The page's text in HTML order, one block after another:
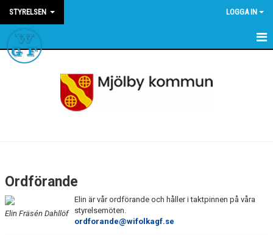
STYRELSEN LOGGA IN
INFORMATION
Ordförande
Elin Fräsén Dahllöf
Elin är vår ordförande och håller i taktpinnen på våra
styrelsemöten.
ordforande@wifolkagf.se